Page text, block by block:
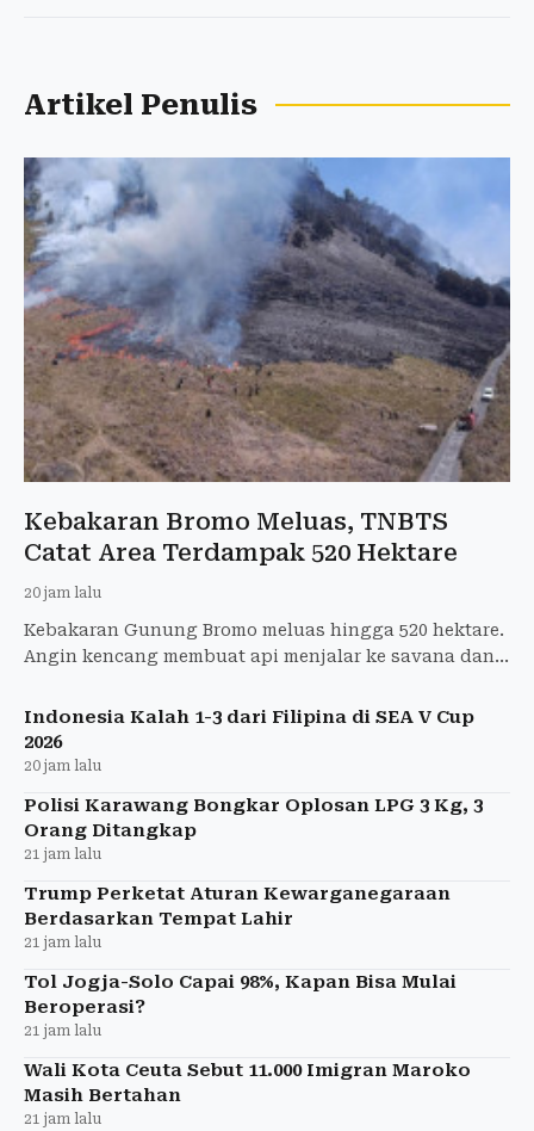
Artikel Penulis
Kebakaran Bromo Meluas, TNBTS
Catat Area Terdampak 520 Hektare
20 jam lalu
Kebakaran Gunung Bromo meluas hingga 520 hektare.
Angin kencang membuat api menjalar ke savana dan
Indonesia Kalah 1-3 dari Filipina di SEA V Cup
2026
20 jam lalu
Polisi Karawang Bongkar Oplosan LPG 3 Kg, 3
Orang Ditangkap
21 jam lalu
Trump Perketat Aturan Kewarganegaraan
Berdasarkan Tempat Lahir
21 jam lalu
Tol Jogja-Solo Capai 98%, Kapan Bisa Mulai
Beroperasi?
21 jam lalu
Wali Kota Ceuta Sebut 11.000 Imigran Maroko
Masih Bertahan
21 jam lalu